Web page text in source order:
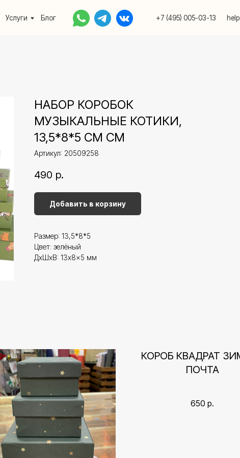
+7 (495) 005-03-13
Блог help@upakovali.online
НАБОР КОРОБОК
МУЗЫКАЛЬНЫЕ КОТИКИ,
13,5*8*5 СМ СМ
Артикул: 20509258
490 р.
Добавить в корзину
Размер: 13,5*8*5
Цвет: зелёный
ДxШxВ: 13x8x5 мм
КОРОБ КВАДРАТ
ПОЧТА
650 р.